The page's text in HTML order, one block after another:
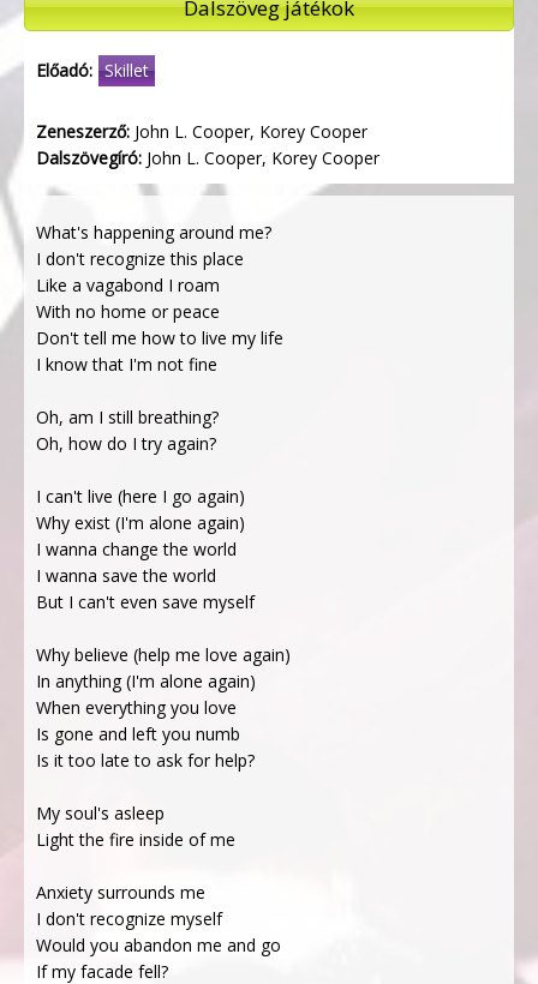
Dalszöveg játékok
Előadó: Skillet
Zeneszerző: John L. Cooper, Korey Cooper
Dalszövegíró: John L. Cooper, Korey Cooper
What's happening around me?
I don't recognize this place
Like a vagabond I roam
With no home or peace
Don't tell me how to live my life
I know that I'm not fine
Oh, am I still breathing?
Oh, how do I try again?
I can't live (here I go again)
Why exist (I'm alone again)
I wanna change the world
I wanna save the world
But I can't even save myself
Why believe (help me love again)
In anything (I'm alone again)
When everything you love
Is gone and left you numb
Is it too late to ask for help?
My soul's asleep
Light the fire inside of me
Anxiety surrounds me
I don't recognize myself
Would you abandon me and go
If my facade fell?